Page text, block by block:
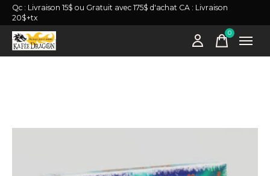
Qc : Livraison 15$ ou Gratuit avec 175$ d'achat CA : Livraison
20$+tx
0items